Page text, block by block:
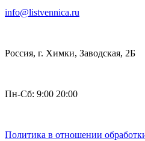
info@listvennica.ru
Россия, г. Химки, Заводская, 2Б
Пн-Сб: 9:00 20:00
Политика в отношении